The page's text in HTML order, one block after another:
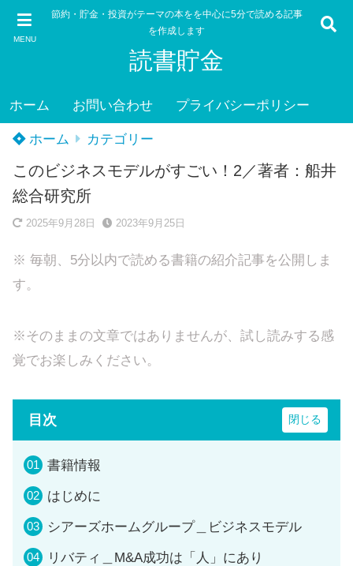
MENU
節約・貯金・投資がテーマの本をを中心に5分で読める記事
を作成します
読書貯金
ホーム お問い合わせ プライバシーポリシー
ホーム カテゴリー
このビジネスモデルがすごい！2／著者：船井
総合研究所
2025年9月28日 2023年9月25日
※ 毎朝、5分以内で読める書籍の紹介記事を公開しま
す。
※そのままの文章ではありませんが、試し読みする感
覚でお楽しみください。
目次
書籍情報
はじめに
シアーズホームグループ＿ビジネスモデル
リバティ＿M&A成功は「人」にあり